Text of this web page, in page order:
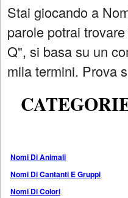
Stai giocando a
parole potrai
Q", si basa su un
mila termini. Prova
Nomi Di Animali
Nomi Di Cantanti E Gruppi
Nomi Di Colori